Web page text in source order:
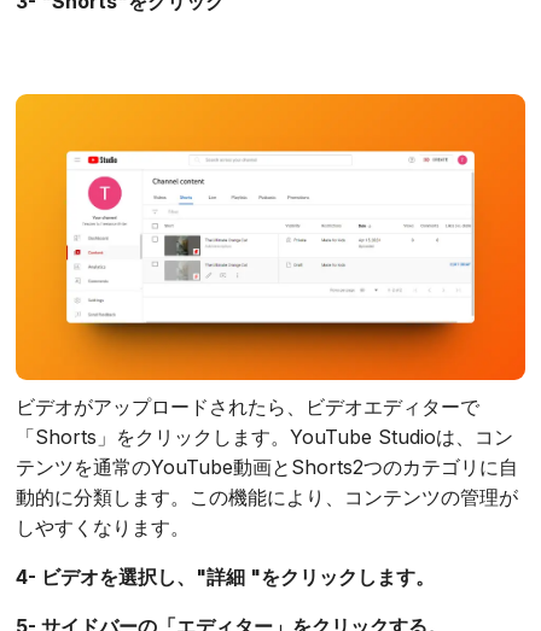
ビデオがアップロードされたら、ビデオエディターで
「Shorts」をクリックします。YouTube Studioは、コン
テンツを通常のYouTube動画とShorts2つのカテゴリに自
動的に分類します。この機能により、コンテンツの管理が
しやすくなります。
4- ビデオを選択し、"詳細 "をクリックします。
5- サイドバーの「エディター」をクリックする。